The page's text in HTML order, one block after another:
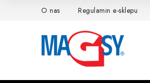
O nas Regulamin e-sklepu